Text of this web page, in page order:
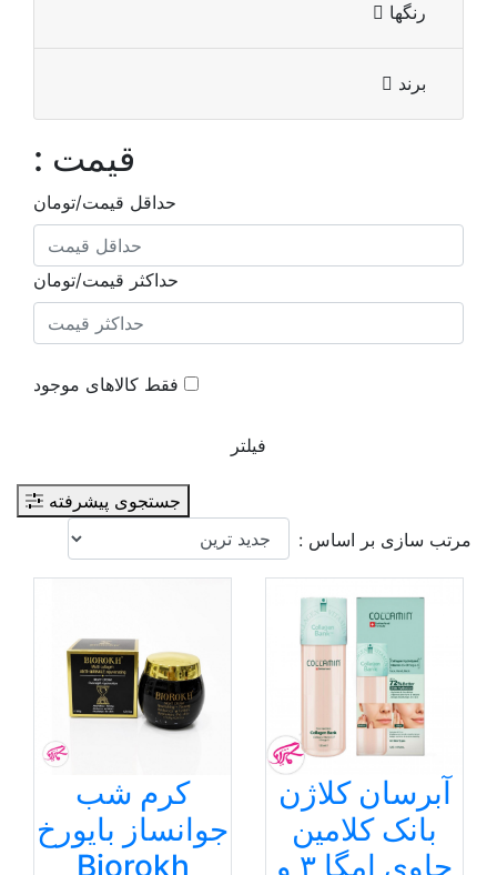
رنگها
برند
قیمت :
حداقل قیمت/تومان
حداکثر قیمت/تومان
فقط کالاهای موجود
فیلتر
جستجوی پیشرفته
مرتب سازی بر اساس :
آبرسان کلاژن
بانک کلامین
حاوی امگا ۳ و
کرم شب
جوانساز بایورخ
Biorokh